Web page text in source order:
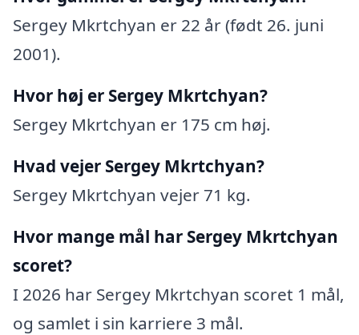
Sergey Mkrtchyan er 22 år (født 26. juni
2001).
Hvor høj er Sergey Mkrtchyan?
Sergey Mkrtchyan er 175 cm høj.
Hvad vejer Sergey Mkrtchyan?
Sergey Mkrtchyan vejer 71 kg.
Hvor mange mål har Sergey Mkrtchyan
scoret?
I 2026 har Sergey Mkrtchyan scoret 1 mål,
og samlet i sin karriere 3 mål.